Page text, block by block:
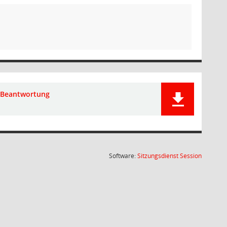
Beantwortung
Software:SitzungsdienstSession(Wird in